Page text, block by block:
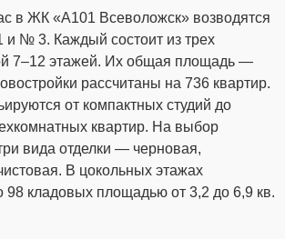
в ЖК «А101 Всеволожск» возводятся
№ 3. Каждый состоит из трех
7–12 этажей. Их общая площадь —
рассчитаны на 736 квартир.
от компактных студий до
квартир. На выбор
вида отделки — черновая,
В цокольных этажах
98 кладовых площадью от 3,2 до 6,9 кв.